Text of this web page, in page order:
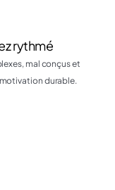
rythmé
mal conçus et
durable.